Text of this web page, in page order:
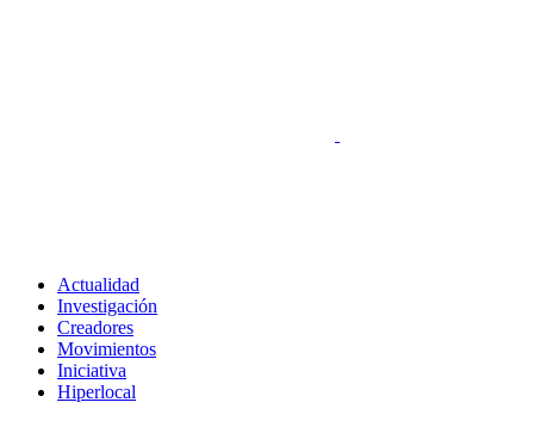
Actualidad
Investigación
Creadores
Movimientos
Iniciativa
Hiperlocal